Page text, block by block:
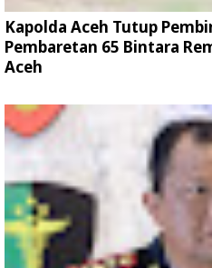
Kapolda Aceh Tutup
Pembaretan 65 Bintara
Aceh